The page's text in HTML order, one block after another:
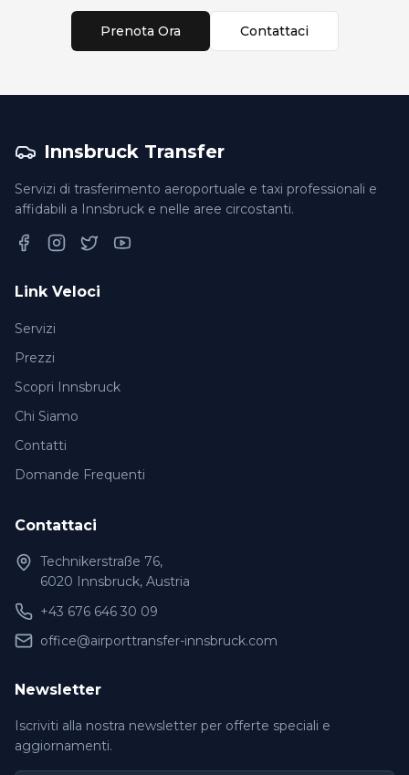
Prenota Ora Contattaci
Innsbruck Transfer
Servizi di trasferimento aeroportuale e taxi professionali e
affidabili a Innsbruck e nelle aree circostanti.
Link Veloci
Servizi
Prezzi
Scopri Innsbruck
Chi Siamo
Contatti
Domande Frequenti
Contattaci
Technikerstraße 76,
6020 Innsbruck, Austria
+43 676 646 30 09
office@airporttransfer-innsbruck.com
Newsletter
Iscriviti alla nostra newsletter per offerte speciali e
aggiornamenti.